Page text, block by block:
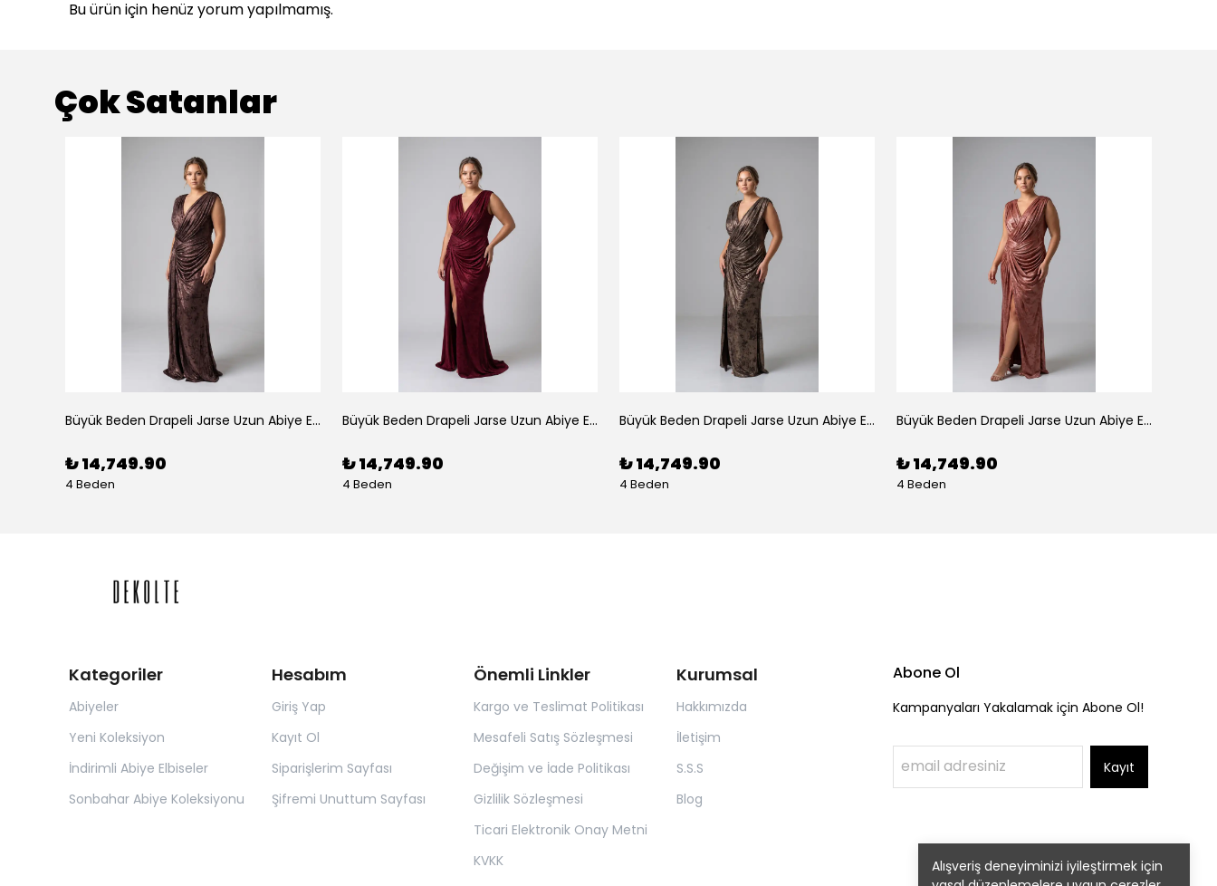
Alışveriş deneyiminizi iyileştirmek için
Bu ürün için henüz yorum yapılmamış.
Çok Satanlar
Büyük Beden Drapeli Jarse Uzun Abiye Elbise Bakır
₺ 14,749.90
4 Beden
Büyük Beden Drapeli Jarse Uzun Abiye Elbise Bordo
₺ 14,749.90
4 Beden
Büyük Beden Drapeli Jarse Uzun Abiye Elbise Gold
₺ 14,749.90
4 Beden
Büyük Beden Drapeli Jarse Uzun Abiye Elbise Kiremit
₺ 14,749.90
4 Beden
Kategoriler
Abiyeler
Yeni Koleksiyon
İndirimli Abiye Elbiseler
Sonbahar Abiye Koleksiyonu
Hesabım
Giriş Yap
Kayıt Ol
Siparişlerim Sayfası
Şifremi Unuttum Sayfası
Önemli Linkler
Kargo ve Teslimat Politikası
Mesafeli Satış Sözleşmesi
Değişim ve İade Politikası
Gizlilik Sözleşmesi
Ticari Elektronik Onay Metni
KVKK
Kurumsal
Hakkımızda
İletişim
S.S.S
Blog
Abone Ol
Kampanyaları Yakalamak için Abone Ol!
Kayıt